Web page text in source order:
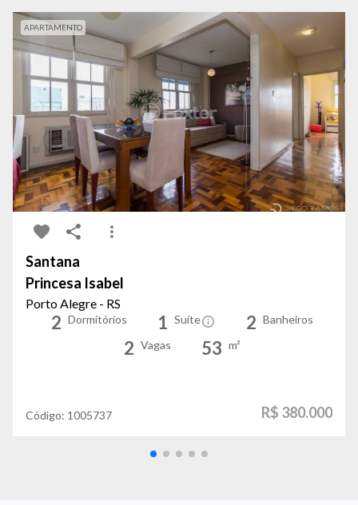
APARTAMENTO
Santana
Princesa Isabel
Porto Alegre - RS
2 Dormitórios 1 Suíte 2 Banheiros
2 Vagas 53 m²
Código: 1005737 R$ 380.000